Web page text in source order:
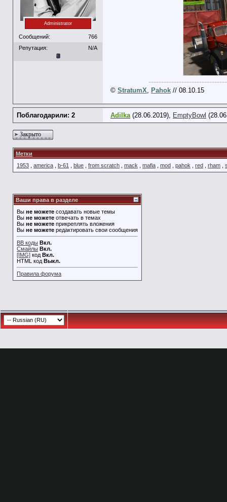
Administrator
Сообщений:
766
Репутация:
N/A
© StratumX Pahok // 08.10.15
Поблагодарили: 2 Adilka(28.06.2019), EmptyBowl
Закрыто
Метки
1953
america b-61 blue from scratch mack mafia mod pahok red rham
Ваши права в разделе
Вы не можете создавать новые темы
Вы не можете отвечать в темах
Вы не можете прикреплять вложения
Вы не можете редактировать свои сообщения
BB коды Вкл.
Смайлы Вкл.
[IMG] код Вкл.
HTML код Выкл.
Правила форума